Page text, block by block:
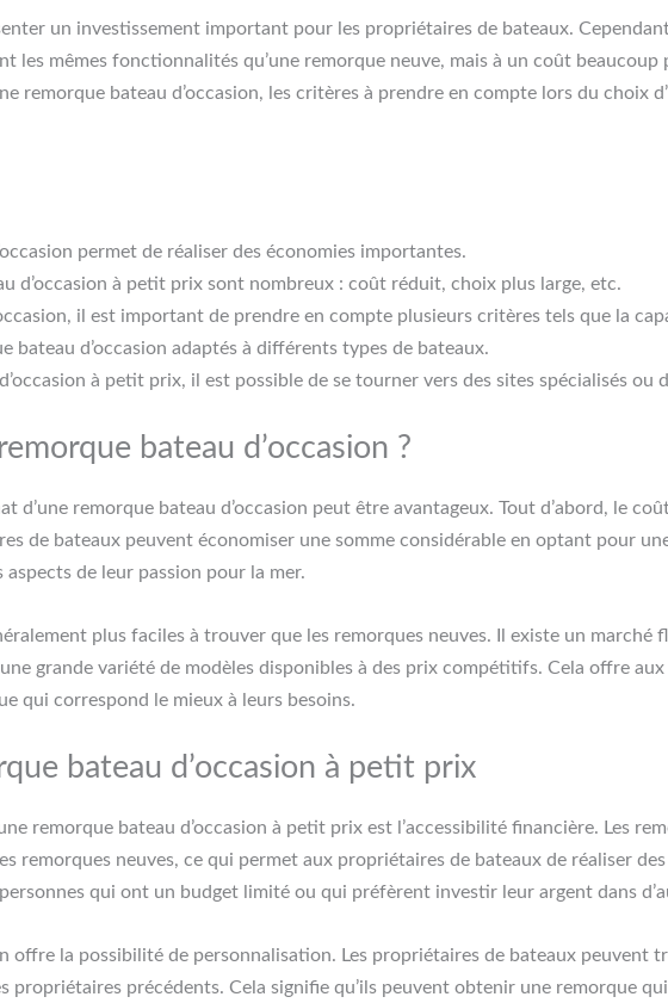
un investissement important pour les propriétaires de bateaux.
les mêmes fonctionnalités qu’une remorque neuve, mais à un coût
remorque bateau d’occasion, les critères à prendre en compte lors du choix
permet de réaliser des économies importantes.
d’occasion à petit prix sont nombreux : coût réduit, choix plus large, etc.
il est important de prendre en compte plusieurs critères tels que la
bateau d’occasion adaptés à différents types de bateaux.
à petit prix, il est possible de se tourner vers des sites spécialisés ou
bateau d’occasion ?
d’une remorque bateau d’occasion peut être avantageux. Tout d’abord, le
de bateaux peuvent économiser une somme considérable en optant pour
de leur passion pour la mer.
plus faciles à trouver que les remorques neuves. Il existe un marché
grande variété de modèles disponibles à des prix compétitifs. Cela offre
qui correspond le mieux à leurs besoins.
bateau d’occasion à petit prix
remorque bateau d’occasion à petit prix est l’accessibilité financière. Les
remorques neuves, ce qui permet aux propriétaires de bateaux de réaliser
qui ont un budget limité ou qui préfèrent investir leur argent dans
offre la possibilité de personnalisation. Les propriétaires de bateaux peuvent
propriétaires précédents. Cela signifie qu’ils peuvent obtenir une remorque